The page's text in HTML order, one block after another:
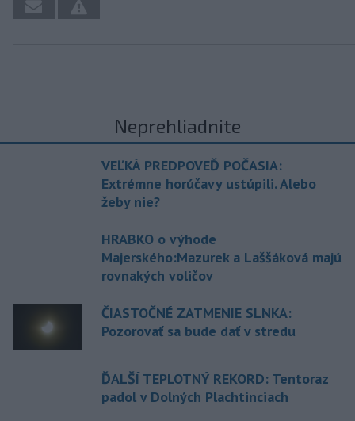
Neprehliadnite
VEĽKÁ PREDPOVEĎ POČASIA:
Extrémne horúčavy ustúpili. Alebo
žeby nie?
HRABKO o výhode
Majerského:Mazurek a Laššáková majú
rovnakých voličov
ČIASTOČNÉ ZATMENIE SLNKA:
Pozorovať sa bude dať v stredu
ĎALŠÍ TEPLOTNÝ REKORD: Tentoraz
padol v Dolných Plachtinciach